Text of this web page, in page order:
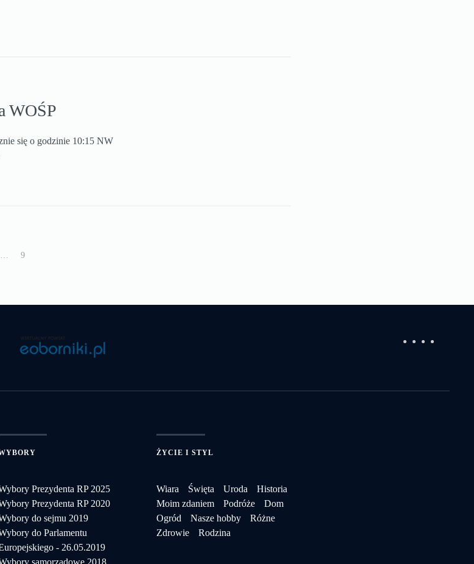
WOŚP
się o godzinie 10:15 NW
9
Prezydenta RP 2025
Prezydenta RP 2020
do sejmu 2019
do Parlamentu
- 26.05.2019
samorządowe 2018
ŻYCIE I STYL
Wiara Święta Uroda
Historia
Moim zdaniem
Podróże
Dom
Ogród
Nasze hobby
Różne
Zdrowie
Rodzina